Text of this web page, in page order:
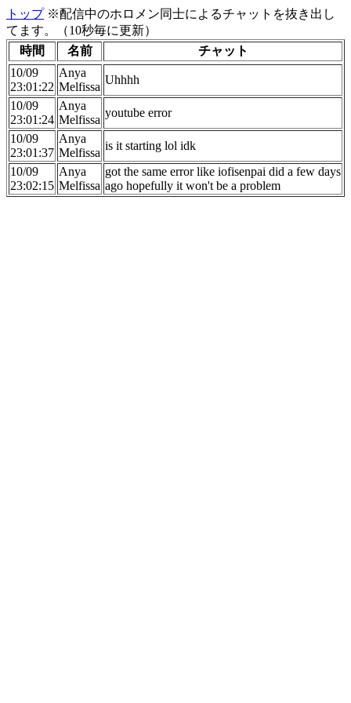
トップ※配信中のホロメン同士によるチャットを抜き出し
てます。（10秒毎に更新）
時間
名前
チャット
10/09
23:01:22
Anya
Melfissa
Uhhhh
10/09
23:01:24
Anya
Melfissa
youtube error
10/09
23:01:37
Anya
Melfissa
is it starting lol idk
10/09
23:02:15
Anya
Melfissa
got the same error like iofisenpai did a few days
ago hopefully it won't be a problem